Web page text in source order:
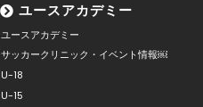
ユースアカデミー
ユースアカデミー
サッカークリニック・イベント情報￼
U-18
U-15